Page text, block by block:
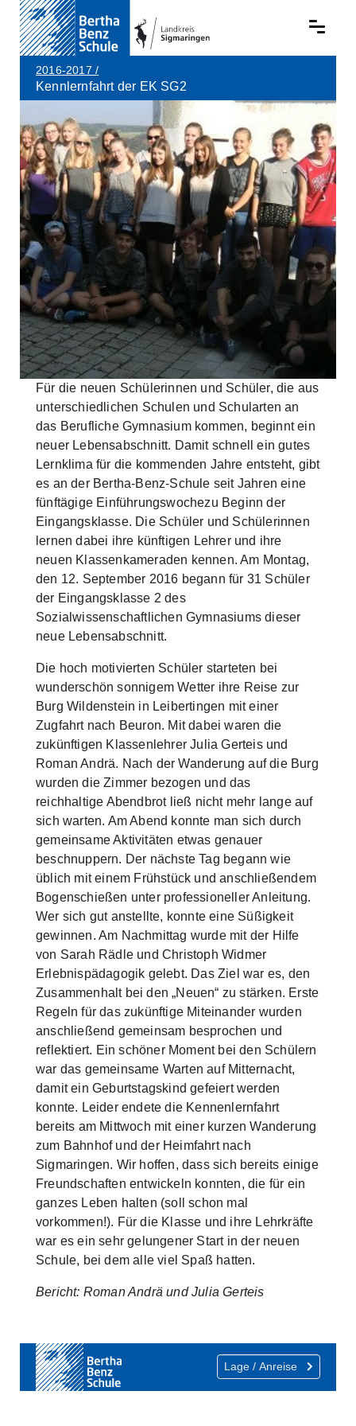
2016-2017 /
Kennlernfahrt der EK SG2
Skip to main content
Für die neuen Schülerinnen und Schüler, die aus
unterschiedlichen Schulen und Schularten an
das Berufliche Gymnasium kommen, beginnt ein
neuer Lebensabschnitt. Damit schnell ein gutes
Lernklima für die kommenden Jahre entsteht, gibt
es an der Bertha-Benz-Schule seit Jahren eine
fünftägige Einführungswochezu Beginn der
Eingangsklasse. Die Schüler und Schülerinnen
lernen dabei ihre künftigen Lehrer und ihre
neuen Klassenkameraden kennen. Am Montag,
den 12. September 2016 begann für 31 Schüler
der Eingangsklasse 2 des
Sozialwissenschaftlichen Gymnasiums dieser
neue Lebensabschnitt.
Die hoch motivierten Schüler starteten bei
wunderschön sonnigem Wetter ihre Reise zur
Burg Wildenstein in Leibertingen mit einer
Zugfahrt nach Beuron. Mit dabei waren die
zukünftigen Klassenlehrer Julia Gerteis und
Roman Andrä. Nach der Wanderung auf die Burg
wurden die Zimmer bezogen und das
reichhaltige Abendbrot ließ nicht mehr lange auf
sich warten. Am Abend konnte man sich durch
gemeinsame Aktivitäten etwas genauer
beschnuppern. Der nächste Tag begann wie
üblich mit einem Frühstück und anschließendem
Bogenschießen unter professioneller Anleitung.
Wer sich gut anstellte, konnte eine Süßigkeit
gewinnen. Am Nachmittag wurde mit der Hilfe
von Sarah Rädle und Christoph Widmer
Erlebnispädagogik gelebt. Das Ziel war es, den
Zusammenhalt bei den „Neuen“ zu stärken. Erste
Regeln für das zukünftige Miteinander wurden
anschließend gemeinsam besprochen und
reflektiert. Ein schöner Moment bei den Schülern
war das gemeinsame Warten auf Mitternacht,
damit ein Geburtstagskind gefeiert werden
konnte. Leider endete die Kennenlernfahrt
bereits am Mittwoch mit einer kurzen Wanderung
zum Bahnhof und der Heimfahrt nach
Sigmaringen. Wir hoffen, dass sich bereits einige
Freundschaften entwickeln konnten, die für ein
ganzes Leben halten (soll schon mal
vorkommen!). Für die Klasse und ihre Lehrkräfte
war es ein sehr gelungener Start in der neuen
Schule, bei dem alle viel Spaß hatten.
Bericht: Roman Andrä und Julia Gerteis
Show larger version
Lage / Anreise